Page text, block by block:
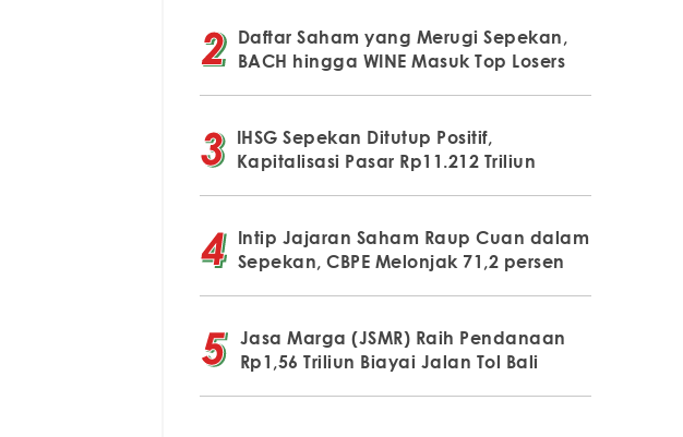
Daftar Saham yang Merugi Sepekan,
BACH hingga WINE Masuk Top Losers
IHSG Sepekan Ditutup Positif,
Kapitalisasi Pasar Rp11.212 Triliun
Intip Jajaran Saham Raup Cuan dalam
Sepekan, CBPE Melonjak 71,2 persen
Jasa Marga (JSMR) Raih Pendanaan
Rp1,56 Triliun Biayai Jalan Tol Bali